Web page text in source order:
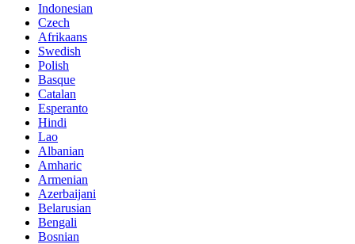
Indonesian
Czech
Afrikaans
Swedish
Polish
Basque
Catalan
Esperanto
Hindi
Lao
Albanian
Amharic
Armenian
Azerbaijani
Belarusian
Bengali
Bosnian